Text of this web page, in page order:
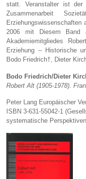
statt. Veranstalter ist der
Zusammenarbeit
Erziehungswissenschaften
2006 mit Diesem Band
Akademiemitgliedes
Erziehung – Historische
Bodo Friedrich†, Dieter
Bodo Friedrich/Dieter
Robert Alt (1905-1978).
Peter Lang Europäischer
ISBN 3-631-55042-1
systematische